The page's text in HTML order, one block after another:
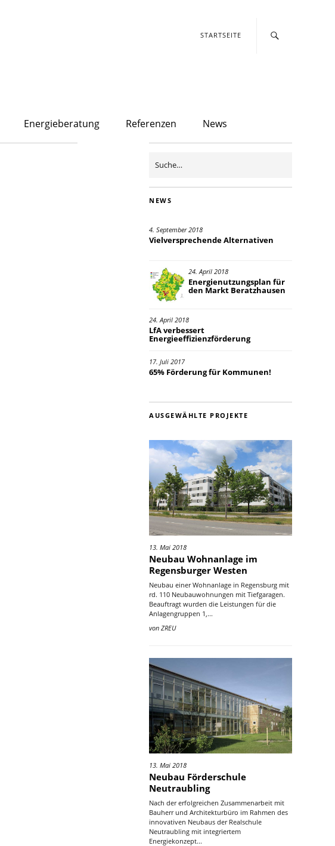
STARTSEITE
Energieberatung Referenzen News
NEWS
4. September 2018
Vielversprechende Alternativen
24. April 2018
Energienutzungsplan für
den Markt Beratzhausen
24. April 2018
LfA verbessert
Energieeffizienzförderung
17. Juli 2017
65% Förderung für Kommunen!
AUSGEWÄHLTE PROJEKTE
13. Mai 2018
Neubau Wohnanlage im
Regensburger Westen
Neubau einer Wohnanlage in Regensburg mit
rd. 110 Neubauwohnungen mit Tiefgaragen.
Beauftragt wurden die Leistungen für die
Anlagengruppen 1,...
von ZREU
13. Mai 2018
Neubau Förderschule
Neutraubling
Nach der erfolgreichen Zusammenarbeit mit
Bauherr und Architekturbüro im Rahmen des
innovativen Neubaus der Realschule
Neutraubling mit integriertem
Energiekonzept...